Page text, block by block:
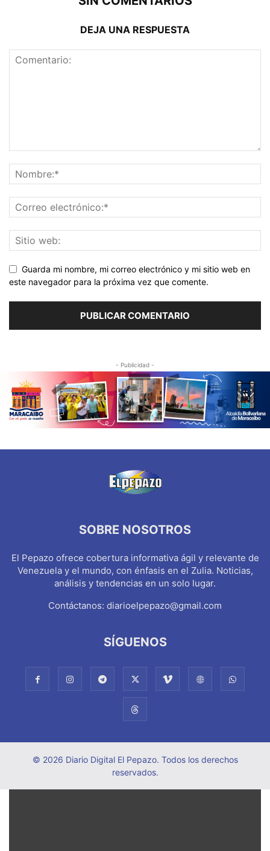
DEJA UNA RESPUESTA
Guarda mi nombre, mi correo electrónico y mi sitio web en
este navegador para la próxima vez que comente.
- Publicidad -
SOBRE NOSOTROS
El Pepazo ofrece cobertura informativa ágil y relevante de
Venezuela y el mundo, con énfasis en el Zulia. Noticias,
análisis y tendencias en un solo lugar.
Contáctanos: diarioelpepazo@gmail.com
SÍGUENOS
© 2026 Diario Digital El Pepazo. Todos los derechos
reservados.